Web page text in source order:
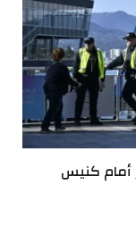
أمام كنيس